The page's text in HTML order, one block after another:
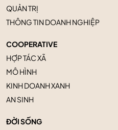
QUẢN TRỊ
THÔNG TIN DOANH NGHIỆP
COOPERATIVE
HỢP TÁC XÃ
MÔ HÌNH
KINH DOANH XANH
AN SINH
ĐỜI SỐNG